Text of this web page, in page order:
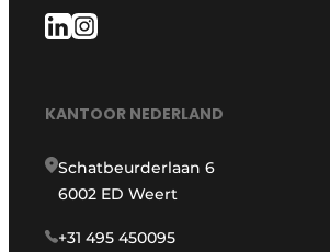
KANTOOR NEDERLAND
Schatbeurderlaan 6
6002 ED Weert
+31 495 450095